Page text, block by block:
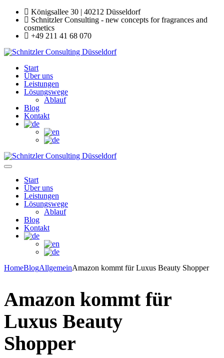
Königsallee 30 | 40212 Düsseldorf
Schnitzler Consulting - new concepts for fragrances and
cosmetics
+49 211 41 68 070
Start
Über uns
Leistungen
Lösungswege
Ablauf
Blog
Kontakt
Start
Über uns
Leistungen
Lösungswege
Ablauf
Blog
Kontakt
HomeBlogAllgemeinAmazon kommt für Luxus Beauty Shopper
Amazon kommt für
Luxus Beauty
Shopper